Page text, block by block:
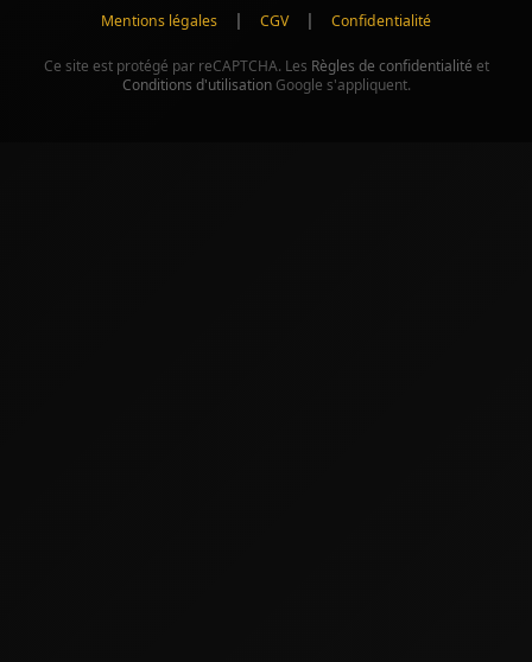
Mentions légales | CGV | Confidentialité
Ce site est protégé par reCAPTCHA. Les Règles de confidentialité et
Conditions d'utilisationGoogle s'appliquent.